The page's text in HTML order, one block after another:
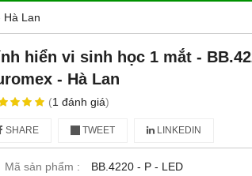
Hà Lan
hiển vi sinh học 1 mắt -
- Hà Lan
(1đánh giá)
SHARE TWEET LINKEDIN
Mã sản phẩm :
BB.4220 ‑ P ‑ LED